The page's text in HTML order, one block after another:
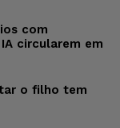
com
circularem em
o filho tem